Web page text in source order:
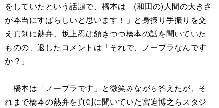
をしていたという話題で、橋本は「(和田の)人間の大きさ
が本当にすばらしいと思います！」と身振り手振りを交
え真剣に熱弁。坂上忍は頷きつつ橋本の話を聞いていた
ものの、返したコメントは「それで、ノーブラなんです
か？」
橋本は「ノーブラです」と微笑みながら答えたが、そ
れまで橋本の熱弁を真剣に聞いていた宮迫博之らスタジ